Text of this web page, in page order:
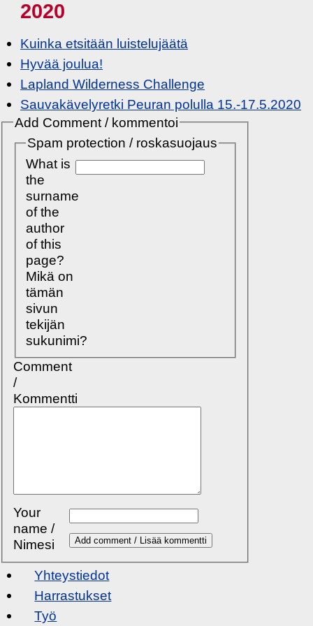
2020
Kuinka etsitään luistelujäätä
Hyvää joulua!
Lapland Wilderness Challenge
Sauvakävelyretki Peuran polulla 15.-17.5.2020
Add Comment / kommentoi
Spam protection / roskasuojaus
What is
the
surname
of the
author
of this
page?
Mikä on
tämän
sivun
tekijän
sukunimi?
Comment
/
Kommentti
Your
name /
Nimesi
Yhteystiedot
Harrastukset
Työ